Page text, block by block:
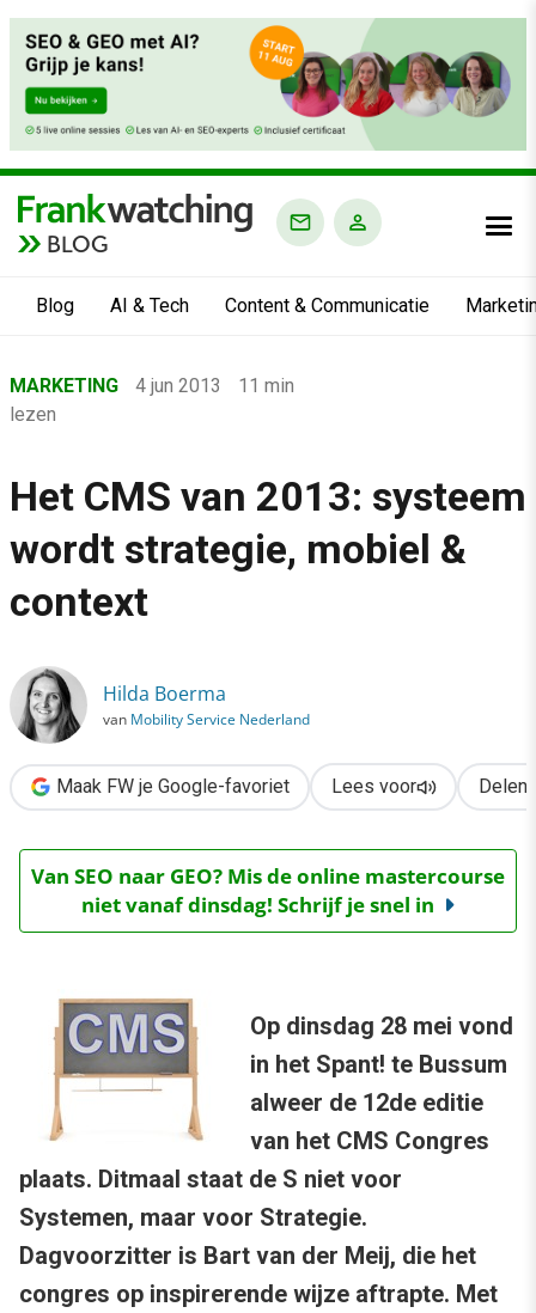
BLOG
Blog AI & Tech Content & Communicatie
›
Marketing
›
Het CMS van 2013: systeem wordt strategie, mobiel & context
MARKETING 4 jun 2013
11 min
lezen
Het CMS van 2013: systeem
wordt strategie, mobiel &
context
Hilda Boerma
van Mobility Service Nederland
Maak FW je Google-favoriet Lees voor Delen
Van SEO naar GEO? Mis de online mastercourse
niet vanaf dinsdag! Schrijf je snel in
Op dinsdag 28 mei vond
in het Spant! te Bussum
alweer de 12de editie
van het CMS Congres
plaats. Ditmaal staat de S niet voor
Systemen, maar voor Strategie.
Dagvoorzitter is Bart van der Meij, die het
congres op inspirerende wijze aftrapte. Met